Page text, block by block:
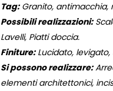
Tag:Granito, antimacchia,
Possibili realizzazioni:
Lavelli, Piatti doccia.
Finiture:Lucidato, levigato,
Si possono realizzare:
elementi architettonici,